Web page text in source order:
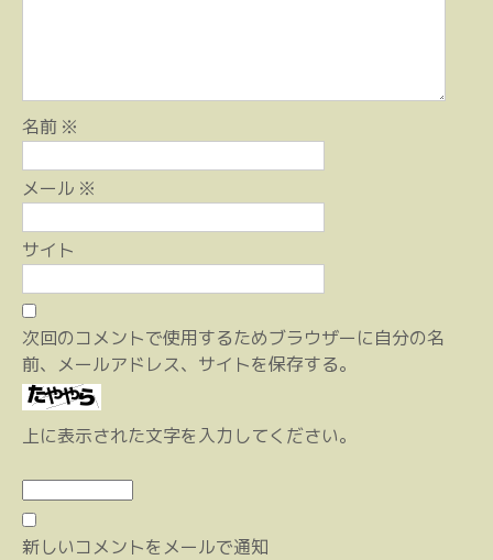
名前 ※
メール ※
サイト
次回のコメントで使用するためブラウザーに自分の名
前、メールアドレス、サイトを保存する。
上に表示された文字を入力してください。
新しいコメントをメールで通知